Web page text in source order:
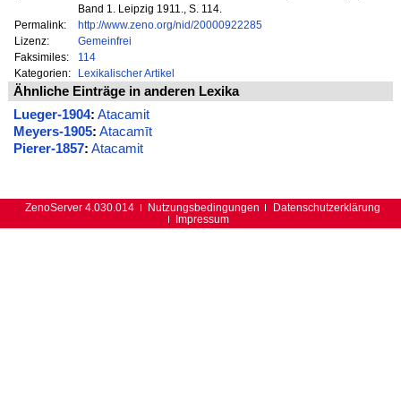
Band 1. Leipzig 1911., S. 114.
Permalink:
http://www.zeno.org/nid/20000922285
Lizenz:
Gemeinfrei
Faksimiles:
114
Kategorien:
Lexikalischer Artikel
Ähnliche Einträge in anderen Lexika
Lueger-1904: Atacamit
Meyers-1905: Atacamīt
Pierer-1857: Atacamit
ZenoServer 4.030.014 Nutzungsbedingungen
Datenschutzerklärung
Impressum